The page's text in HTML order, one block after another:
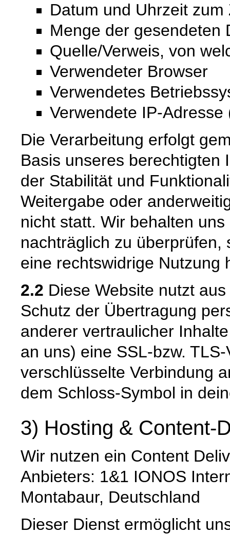
Datum und Uhrzeit
Menge der gesendeten
Quelle/Verweis, von
Verwendeter Browser
Verwendetes
Verwendete IP-
Die Verarbeitung erfolgt
Basis unseres berechtigten
der Stabilität und
Weitergabe oder
nicht statt. Wir behalten
nachträglich zu überprüfen,
eine rechtswidrige Nutzung
2.2 Diese Website nutzt
Schutz der Übertragung
anderer vertraulicher
an uns) eine SSL-bzw.
verschlüsselte Verbindung
dem Schloss-Symbol in
3) Hosting & Content-
Wir nutzen ein Content
Anbieters: 1&1 IONOS
Montabaur, Deutschland
Dieser Dienst ermöglicht